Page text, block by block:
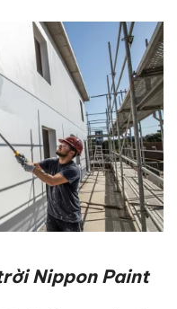
Nippon Paint